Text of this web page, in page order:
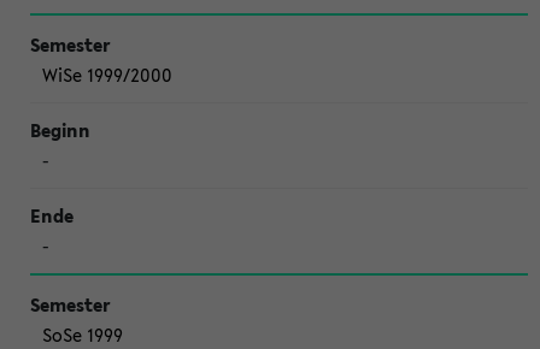
WiSe 1999/2000
-
-
SoSe 1999